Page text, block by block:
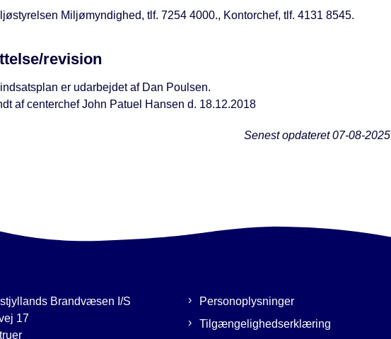
Miljømyndighed, tlf. 7254 4000., Kontorchef, tlf. 4131 8545.
revision
er udarbejdet af Dan Poulsen.
af centerchef John Patuel Hansen d. 18.12.2018
Senest opdateret07-08-2025
Brandvæsen I/S
17
Personoplysninger
Tilgængelighedserklæring